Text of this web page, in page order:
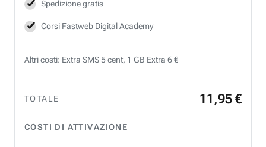
Spedizione gratis
Corsi Fastweb Digital Academy
Altri costi: Extra SMS 5 cent, 1 GB Extra 6 €
TOTALE 11 ,95 €
COSTI DI ATTIVAZIONE